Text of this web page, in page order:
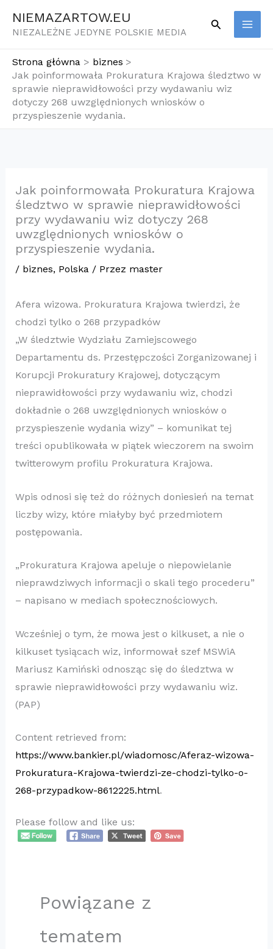
NIEMAZARTOW.EU
NIEZALEŻNE JEDYNE POLSKIE MEDIA
Szukaj
Strona główna
biznes
Jak poinformowała Prokuratura Krajowa śledztwo w
sprawie nieprawidłowości przy wydawaniu wiz
dotyczy 268 uwzględnionych wniosków o
przyspieszenie wydania.
Jak poinformowała Prokuratura Krajowa
śledztwo w sprawie nieprawidłowości
przy wydawaniu wiz dotyczy 268
uwzględnionych wniosków o
przyspieszenie wydania.
/ biznes, Polska/ Przez master
Afera wizowa. Prokuratura Krajowa twierdzi, że
chodzi tylko o 268 przypadków
„W śledztwie Wydziału Zamiejscowego
Departamentu ds. Przestępczości Zorganizowanej i
Korupcji Prokuratury Krajowej, dotyczącym
nieprawidłowości przy wydawaniu wiz, chodzi
dokładnie o 268 uwzględnionych wniosków o
przyspieszenie wydania wizy” – komunikat tej
treści opublikowała w piątek wieczorem na swoim
twitterowym profilu Prokuratura Krajowa.
Wpis odnosi się też do różnych doniesień na temat
liczby wizy, które miałyby być przedmiotem
postępowania.
„Prokuratura Krajowa apeluje o niepowielanie
nieprawdziwych informacji o skali tego procederu”
– napisano w mediach społecznościowych.
Wcześniej o tym, że mowa jest o kilkuset, a nie o
kilkuset tysiącach wiz, informował szef MSWiA
Mariusz Kamiński odnosząc się do śledztwa w
sprawie nieprawidłowości przy wydawaniu wiz.
(PAP)
Content retrieved from:
https://www.bankier.pl/wiadomosc/Aferaz-wizowa-
Prokuratura-Krajowa-twierdzi-ze-chodzi-tylko-o-
268-przypadkow-8612225.html.
Please follow and like us:
Powiązane z
tematem